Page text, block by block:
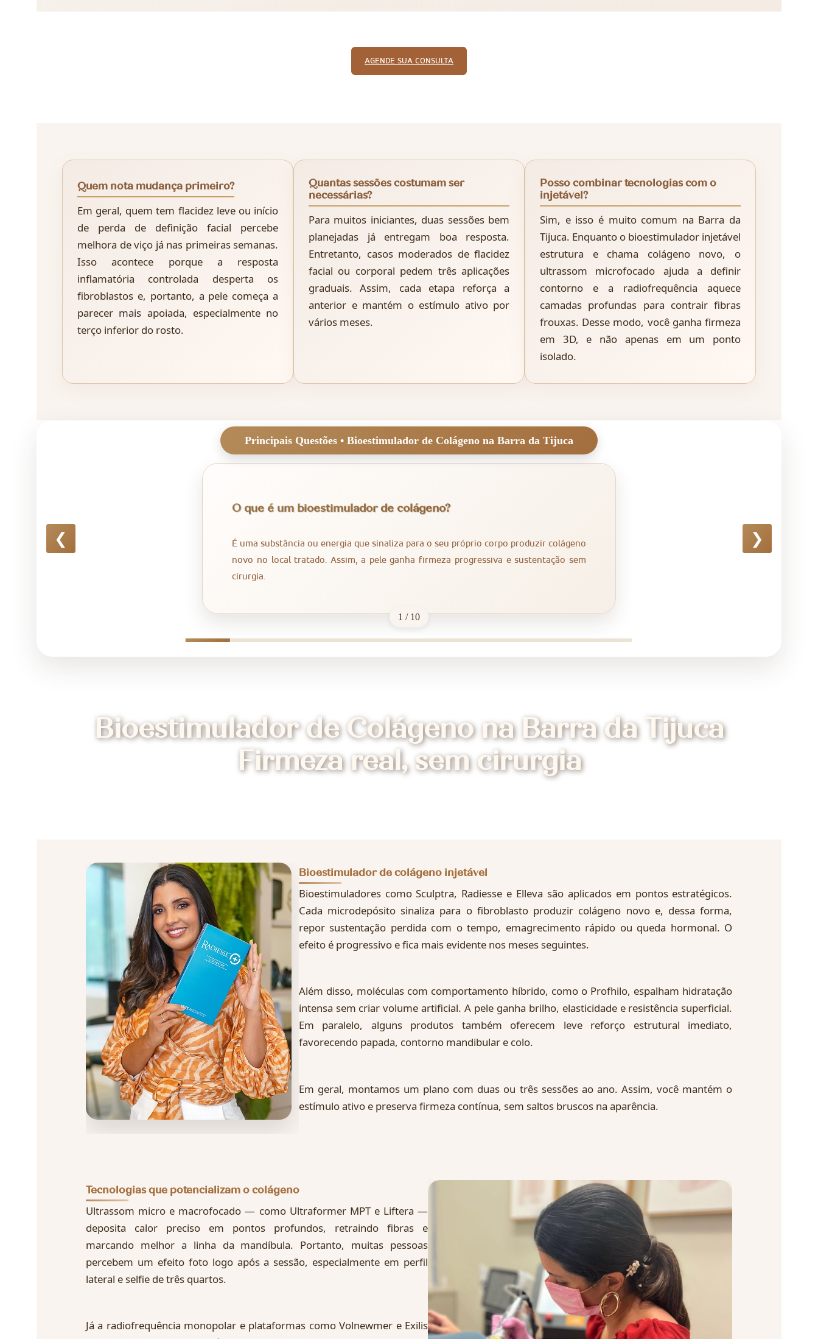
AGENDE SUA CONSULTA
Quem nota mudança primeiro?
Em geral, quem tem flacidez leve ou início
de perda de definição facial percebe
melhora de viço já nas primeiras semanas.
Isso acontece porque a resposta
inflamatória controlada desperta os
fibroblastos e, portanto, a pele começa a
parecer mais apoiada, especialmente no
terço inferior do rosto.
Quantas sessões costumam ser
necessárias?
Para muitos iniciantes, duas sessões bem
planejadas já entregam boa resposta.
Entretanto, casos moderados de flacidez
facial ou corporal pedem três aplicações
graduais. Assim, cada etapa reforça a
anterior e mantém o estímulo ativo por
vários meses.
Posso combinar tecnologias com o
injetável?
Sim, e isso é muito comum na Barra da
Tijuca. Enquanto o bioestimulador injetável
estrutura e chama colágeno novo, o
ultrassom microfocado ajuda a definir
contorno e a radiofrequência aquece
camadas profundas para contrair fibras
frouxas. Desse modo, você ganha firmeza
em 3D, e não apenas em um ponto
isolado.
❮ ❯
O que é um bioestimulador de colágeno?
É uma substância ou energia que sinaliza para o seu próprio corpo produzir colágeno
novo no local tratado. Assim, a pele ganha firmeza progressiva e sustentação sem
cirurgia.
1 / 10
Bioestimulador de Colágeno na Barra da Tijuca
Firmeza real, sem cirurgia
Bioestimulador de colágeno injetável
Bioestimuladores como Sculptra, Radiesse e Elleva são aplicados em pontos estratégicos.
Cada microdepósito sinaliza para o fibroblasto produzir colágeno novo e, dessa forma,
repor sustentação perdida com o tempo, emagrecimento rápido ou queda hormonal. O
efeito é progressivo e fica mais evidente nos meses seguintes.
Além disso, moléculas com comportamento híbrido, como o Profhilo, espalham hidratação
intensa sem criar volume artificial. A pele ganha brilho, elasticidade e resistência superficial.
Em paralelo, alguns produtos também oferecem leve reforço estrutural imediato,
favorecendo papada, contorno mandibular e colo.
Em geral, montamos um plano com duas ou três sessões ao ano. Assim, você mantém o
estímulo ativo e preserva firmeza contínua, sem saltos bruscos na aparência.
Tecnologias que potencializam o colágeno
Ultrassom micro e macrofocado — como Ultraformer MPT e Liftera —
deposita calor preciso em pontos profundos, retraindo fibras e
marcando melhor a linha da mandíbula. Portanto, muitas pessoas
percebem um efeito foto logo após a sessão, especialmente em perfil
lateral e selfie de três quartos.
Já a radiofrequência monopolar e plataformas como Volnewmer e Exilis